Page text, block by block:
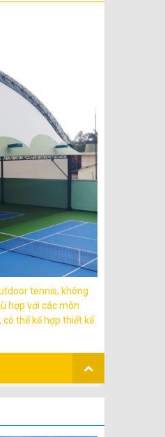
tennis, không
hợp với các môn
thể kế hợp thiết kế